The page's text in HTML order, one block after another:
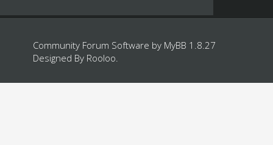
Community Forum Software by MyBB 1.8.27
Designed By Rooloo.